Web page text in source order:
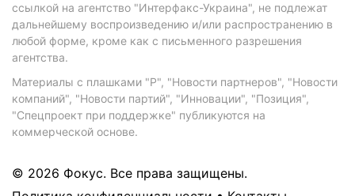
ссылкой на агентство "Интерфакс-Украина", не подлежат
дальнейшему воспроизведению и/или распространению в
любой форме, кроме как с письменного разрешения
агентства.
Материалы с плашками "Р", "Новости партнеров", "Новости
компаний", "Новости партий", "Инновации", "Позиция",
"Спецпроект при поддержке" публикуются на
коммерческой основе.
© 2026 Фокус. Все права защищены.